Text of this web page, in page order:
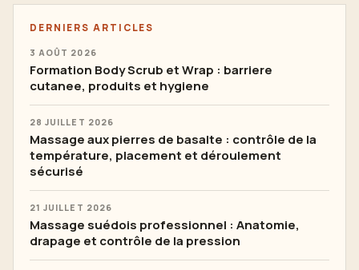
DERNIERS ARTICLES
3 AOÛT 2026
Formation Body Scrub et Wrap : barriere
cutanee, produits et hygiene
28 JUILLET 2026
Massage aux pierres de basalte : contrôle de la
température, placement et déroulement
sécurisé
21 JUILLET 2026
Massage suédois professionnel : Anatomie,
drapage et contrôle de la pression